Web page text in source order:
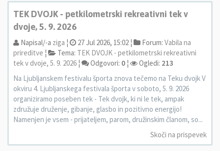
TEK DVOJK - petkilometrski rekreativni tek v
dvoje, 5. 9. 2026
Napisal/-a ziga ¦ 27 Jul 2026, 15:02 ¦ Forum: Vabila na
prireditve ¦ Tema: TEK DVOJK - petkilometrski rekreativni
tek v dvoje, 5. 9. 2026 ¦ Odgovori: 0 ¦ Ogledi: 213
Na Ljubljanskem festivalu športa znova tečemo na Teku dvojk V
okviru 4. Ljubljanskega festivala športa v soboto, 5. 9. 2026
organiziramo poseben tek - Tek dvojk, ki ni le tek, ampak
združuje druženje, gibanje, glasbo in pozitivno energijo!
Namenjen je vsem - prijateljem, parom, družinskim članom, so...
Skoči na prispevek